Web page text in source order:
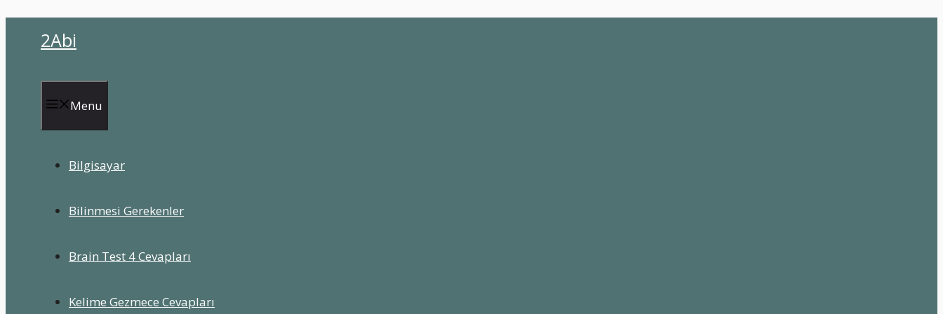
2Abi
Menu
Bilgisayar
Bilinmesi Gerekenler
Brain Test 4 Cevapları
Kelime Gezmece Cevapları